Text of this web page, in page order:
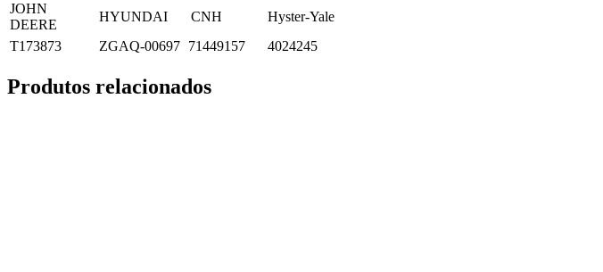
JOHN
DEERE
HYUNDAI CNH
Hyster-Yale
T173873
ZGAQ-00697 71449157 4024245
Produtos relacionados